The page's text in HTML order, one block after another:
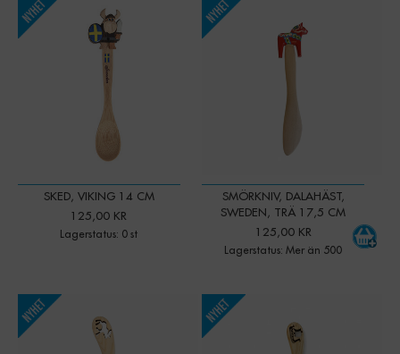
SKED, VIKING 14 CM
125,00 KR
Lagerstatus: 0 st
SMÖRKNIV, DALAHÄST,
SWEDEN, TRÄ 17,5 CM
125,00 KR
Lagerstatus: Mer än 500
Qty:
Qty: Qty: